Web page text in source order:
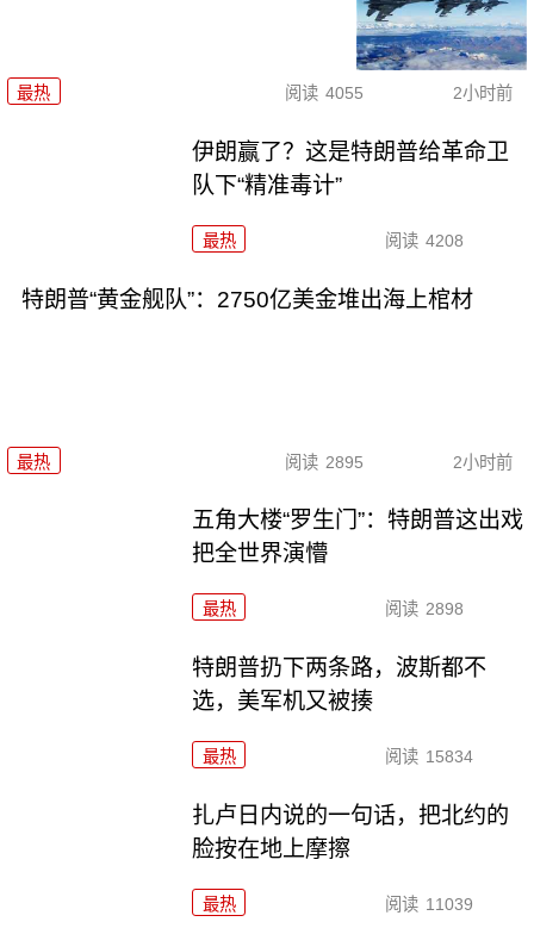
最热 阅读 4055 2小时前
伊朗赢了？这是特朗普给革命卫
队下“精准毒计”
最热 阅读 4208
特朗普“黄金舰队”：2750亿美金堆出海上棺材
最热 阅读 2895 2小时前
五角大楼“罗生门”：特朗普这出戏
把全世界演懵
最热 阅读 2898
特朗普扔下两条路，波斯都不
选，美军机又被揍
最热 阅读 15834
扎卢日内说的一句话，把北约的
脸按在地上摩擦
最热 阅读 11039